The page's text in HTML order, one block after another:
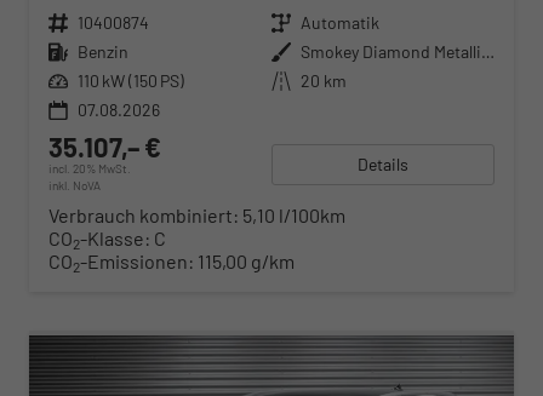
Fahrzeugnr. 10400874 Getriebe Automatik
Kraftstoff Benzin Außenfarbe
Smokey Diamond Metallic ()
Leistung 110 kW (150 PS) Kilometerstand 20 km
07.08.2026
35.107,– €
incl. 20% MwSt.
inkl. NoVA
Details
Verbrauch kombiniert: 5,10 l/100km
CO2-Klasse: C
CO2-Emissionen: 115,00 g/km